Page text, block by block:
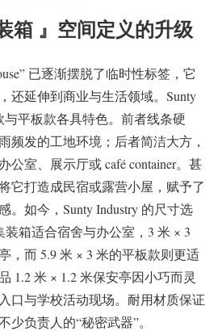
箱 』空间定义的升级
已逐渐摆脱了临时性标签，它
还延伸到商业与生活领域。Sunty
与平板款各具特色。前者线条硬
频发的工地环境；后者简洁大方，
公室、展示厅或 café container。甚
它打造成民宿或露营小屋，赋予了
。如今，Sunty Industry 的尺寸选
箱适合宿舍与办公室，3 米 × 3
，而 5.9 米 × 3 米的平板款则更适
1.2 米 × 1.2 米保安亭因小巧而灵
口与学校活动现场。耐用材质保证
负责人的“秘密武器”。